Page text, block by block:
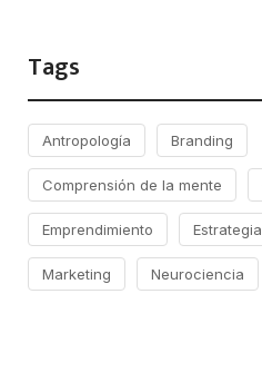
Tags
Antropología Branding
Comprensión de la mente
Emprendimiento Estrategia
Marketing Neurociencia